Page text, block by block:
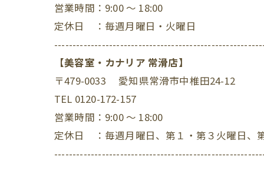
営業時間：9:00 ～ 18:00
定休日 ：毎週月曜日・火曜日
【美容室・カナリア 常滑店】
〒479-0033 愛知県常滑市中椎田24-12
TEL 0120-172-157
営業時間：9:00 ～ 18:00
定休日 ：毎週月曜日、第１・第３火曜日、